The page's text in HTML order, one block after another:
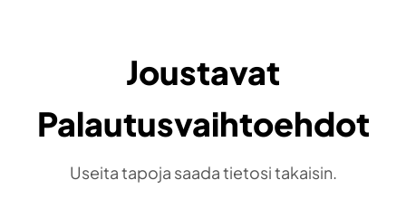
Joustavat
Palautusvaihtoehdot
Useita tapoja saada tietosi takaisin.